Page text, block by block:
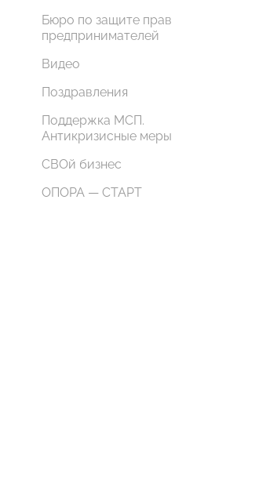
Бюро по защите прав
предпринимателей
Видео
Поздравления
Поддержка МСП.
Антикризисные меры
СВОй бизнес
ОПОРА — СТАРТ